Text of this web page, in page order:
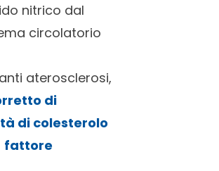
nitrico dal
circolatorio
aterosclerosi,
di
di colesterolo
fattore